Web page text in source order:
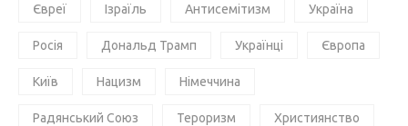
Євреї Ізраїль Антисемітизм Україна
Росія Дональд Трамп Українці Європа
Київ Нацизм Німеччина
Радянський Союз Тероризм Християнство